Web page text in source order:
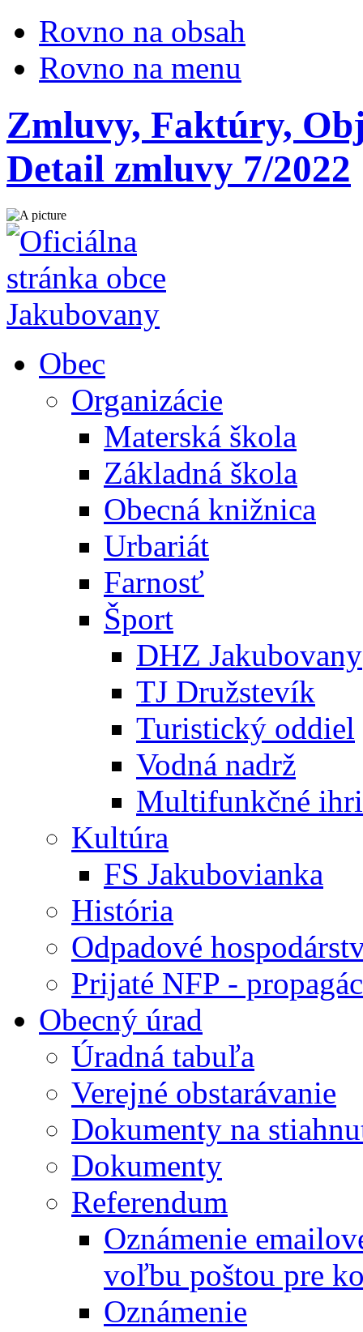
Rovno na obsah
Rovno na menu
Zmluvy, Faktúry,
Detail zmluvy 7/2022
Obec
Organizácie
Materská škola
Základná škola
Obecná knižnica
Urbariát
Farnosť
Šport
DHZ Jakubovany
TJ Družstevík
Turistický oddiel
Vodná nadrž
Multifunkčné
Kultúra
FS Jakubovianka
História
Odpadové
Prijaté NFP -
Obecný úrad
Úradná tabuľa
Verejné obstarávanie
Dokumenty na
Dokumenty
Referendum
Oznámenie
voľbu poštou pre
Oznámenie